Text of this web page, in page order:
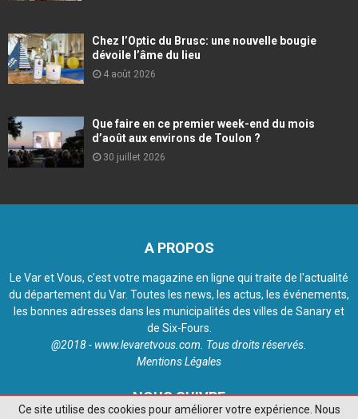
Chez l’Optic du Brusc: une nouvelle bougie
dévoile l’âme du lieu
4 août 2026
Que faire en ce premier week-end du mois
d’août aux environs de Toulon ?
30 juillet 2026
A PROPOS
Le Var et Vous, c'est votre magazine en ligne qui traite de l'actualité
du département du Var. Toutes les news, les actus, les événements,
les bonnes adresses dans les municipalités des villes de Sanary et
de Six-Fours.
@2018 - www.levaretvous.com. Tous droits réservés.
Mentions Légales
NOUS SUIVRE
Ce site utilise des cookies pour améliorer votre expérience. Nous